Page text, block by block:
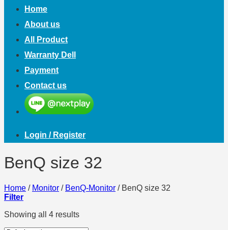
Home
About us
All Product
Warranty Dell
Payment
Contact us
Login / Register
BenQ size 32
Home / Monitor / BenQ-Monitor /BenQ size 32
Filter
Showing all 4 results